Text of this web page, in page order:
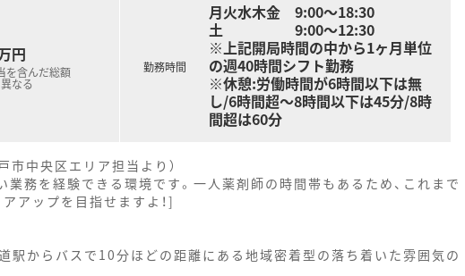
円
を含んだ総額
なる
勤務時間
月火水木金 9:00～18:30
土 9:00～12:30
※上記開局時間の中から1ヶ月単位
の週40時間シフト勤務
※休憩:労働時間が6時間以下は無
し/6時間超～8時間以下は45分/8時
間超は60分
市中央区エリア担当より）
務を経験できる環境です。一人薬剤師の時間帯もあるため、これまで
アップを目指せますよ！]
駅からバスで10分ほどの距離にある地域密着型の落ち着いた雰囲気の